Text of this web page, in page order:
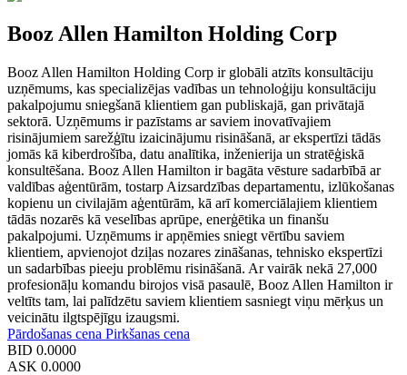
Booz Allen Hamilton Holding Corp
Booz Allen Hamilton Holding Corp ir globāli atzīts konsultāciju
uzņēmums, kas specializējas vadības un tehnoloģiju konsultāciju
pakalpojumu sniegšanā klientiem gan publiskajā, gan privātajā
sektorā. Uzņēmums ir pazīstams ar saviem inovatīvajiem
risinājumiem sarežģītu izaicinājumu risināšanā, ar ekspertīzi tādās
jomās kā kiberdrošība, datu analītika, inženierija un stratēģiskā
konsultēšana. Booz Allen Hamilton ir bagāta vēsture sadarbībā ar
valdības aģentūrām, tostarp Aizsardzības departamentu, izlūkošanas
kopienu un civilajām aģentūrām, kā arī komerciālajiem klientiem
tādās nozarēs kā veselības aprūpe, enerģētika un finanšu
pakalpojumi. Uzņēmums ir apņēmies sniegt vērtību saviem
klientiem, apvienojot dziļas nozares zināšanas, tehnisko ekspertīzi
un sadarbības pieeju problēmu risināšanā. Ar vairāk nekā 27,000
profesionāļu komandu birojos visā pasaulē, Booz Allen Hamilton ir
veltīts tam, lai palīdzētu saviem klientiem sasniegt viņu mērķus un
veicinātu ilgtspējīgu izaugsmi.
Pārdošanas cena Pirkšanas cena
BID 0.0000
ASK 0.0000